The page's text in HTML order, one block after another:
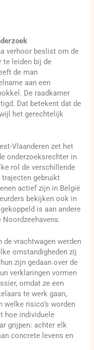
verhoor beslist om de
te leiden bij de
de man
aan een
De raadkamer
Dat betekent dat de
het gerechtelijk
Vlaanderen zet het
onderzoeksrechter in
rol de verschillende
trajecten gebruikt
actief zijn in België
bekijken ook in
is aan andere
Noordzeehavens.
vrachtwagen werden
omstandigheden zij
zijn gedaan over de
verklaringen vormen
omdat ze een
te werk gaan,
welke risico’s worden
hoe individuele
grijpen: achter elk
concrete levens en